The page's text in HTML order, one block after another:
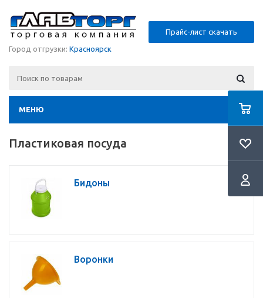
Прайс-лист скачать
Город отгрузки: Красноярск
МЕНЮ
Пластиковая посуда
Бидоны
Воронки